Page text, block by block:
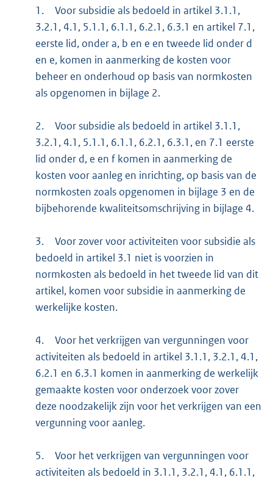
1.
Voor subsidie als bedoeld in artikel 3.1.1,
3.2.1, 4.1, 5.1.1, 6.1.1, 6.2.1, 6.3.1 en artikel 7.1,
eerste lid, onder a, b en e en tweede lid onder d
en e, komen in aanmerking de kosten voor
beheer en onderhoud op basis van normkosten
als opgenomen in bijlage 2.
2.
Voor subsidie als bedoeld in artikel 3.1.1,
3.2.1, 4.1, 5.1.1, 6.1.1, 6.2.1, 6.3.1, en 7.1 eerste
lid onder d, e en f komen in aanmerking de
kosten voor aanleg en inrichting, op basis van de
normkosten zoals opgenomen in bijlage 3 en de
bijbehorende kwaliteitsomschrijving in bijlage 4.
3.
Voor zover voor activiteiten voor subsidie als
bedoeld in artikel 3.1 niet is voorzien in
normkosten als bedoeld in het tweede lid van dit
artikel, komen voor subsidie in aanmerking de
werkelijke kosten.
4.
Voor het verkrijgen van vergunningen voor
activiteiten als bedoeld in artikel 3.1.1, 3.2.1, 4.1,
6.2.1 en 6.3.1 komen in aanmerking de werkelijk
gemaakte kosten voor onderzoek voor zover
deze noodzakelijk zijn voor het verkrijgen van een
vergunning voor aanleg.
5.
Voor het verkrijgen van vergunningen voor
activiteiten als bedoeld in 3.1.1, 3.2.1, 4.1, 6.1.1,